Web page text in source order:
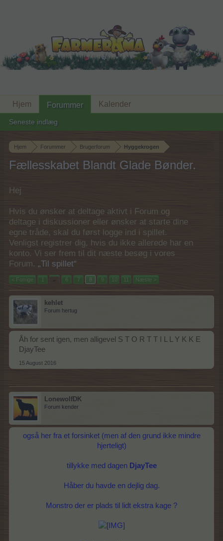
Hjem Forummer Brugerforum Hyggekrogen
Fællesskabet Blandt Glade Bønder.
Hej
Hvis du ønsker at deltage aktivt i Forum og
deltage i diskussioner eller ønsker at starte dine
egne tråde, skal du først logge ind i spillet.
Venligst registrer dig, hvis du ikke allerede har en
konto. Vi ser frem til dit næste besøg i vores
Forum. „Til spillet“
< Forrige 1 ← 6 7 8 9 10 11 Næste >
kehlet
Forum hertug
Åh for sent igen, men alligevel S T O R T T I L L Y K K E
DjayTee
15 August 2016
LonewolfDK
Forum kender
også her fra et forsinket (men af den grund ikke mindre
hjerteligt)
tillykke med dagen DjayTee
Håber du havde en dejlig dag.
Monstro der er plads til lidt ekstra kage ?
Hjem Forummer
Seneste indlæg
Kalender